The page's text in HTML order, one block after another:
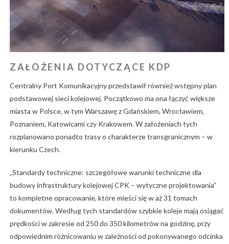
ZAŁOŻENIA DOTYCZĄCE KDP
Centralny Port Komunikacyjny przedstawił również wstępny plan
podstawowej sieci kolejowej. Początkowo ma ona łączyć większe
miasta w Polsce, w tym Warszawę z Gdańskiem, Wrocławiem,
Poznaniem, Katowicami czy Krakowem. W założeniach tych
rozplanowano ponadto trasy o charakterze transgranicznym – w
kierunku Czech.
„Standardy techniczne: szczegółowe warunki techniczne dla
budowy infrastruktury kolejowej CPK – wytyczne projektowania”
to kompletne opracowanie, które mieści się w aż 31 tomach
dokumentów. Według tych standardów szybkie koleje mają osiągać
prędkości w zakresie od 250 do 350 kilometrów na godzinę, przy
odpowiednim różnicowaniu w zależności od pokonywanego odcinka